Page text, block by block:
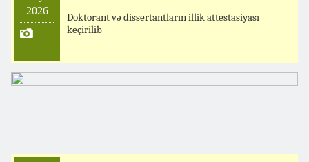
2026
Doktorant və dissertantların illik attestasiyası
keçirilib